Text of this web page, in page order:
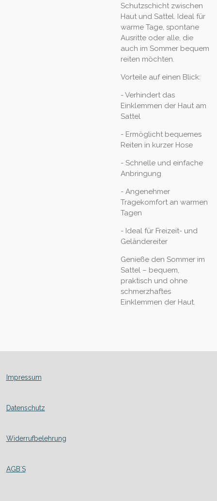
Schutzschicht zwischen
Haut und Sattel. Ideal für
warme Tage, spontane
Ausritte oder alle, die
auch im Sommer bequem
reiten möchten.
Vorteile auf einen Blick:
- Verhindert das
Einklemmen der Haut am
Sattel
- Ermöglicht bequemes
Reiten in kurzer Hose
- Schnelle und einfache
Anbringung
- Angenehmer
Tragekomfort an warmen
Tagen
- Ideal für Freizeit- und
Geländereiter
Genieße den Sommer im
Sattel – bequem,
praktisch und ohne
schmerzhaftes
Einklemmen der Haut.
Impressum
Datenschutz
Widerrufbelehrung
AGB´S